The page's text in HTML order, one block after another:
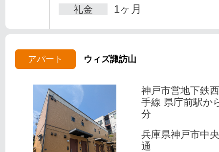
礼金 1ヶ月
アパート ウィズ諏訪山
神戸市営地下鉄
手線 県庁前駅か
分
兵庫県神戸市中
通